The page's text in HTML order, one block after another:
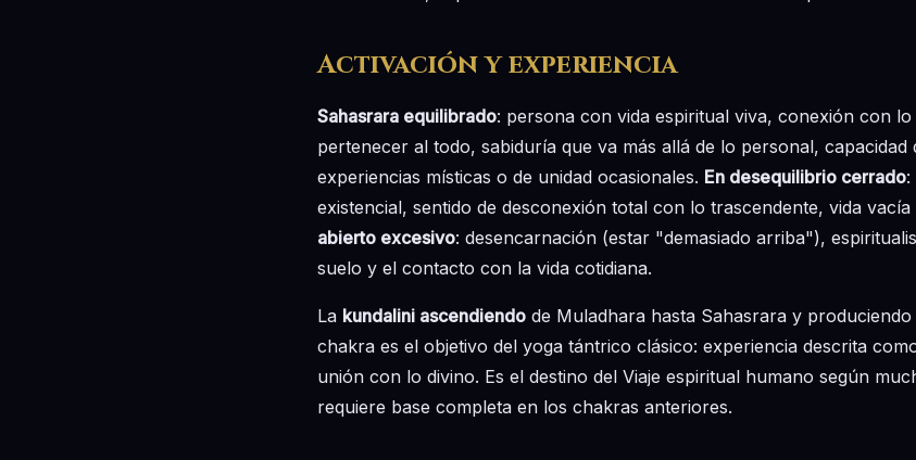
Activación y experiencia
Sahasrara equilibrado: persona con vida espiritual viva, conexión con
pertenecer al todo, sabiduría que va más allá de lo personal, capacidad
experiencias místicas o de unidad ocasionales. En desequilibrio cerrado:
existencial, sentido de desconexión total con lo trascendente, vida vacía
abierto excesivo: desencarnación (estar "demasiado arriba"),
suelo y el contacto con la vida cotidiana.
La kundalini ascendiendo de Muladhara hasta Sahasrara y
chakra es el objetivo del yoga tántrico clásico: experiencia descrita
unión con lo divino. Es el destino del Viaje espiritual humano según
requiere base completa en los chakras anteriores.